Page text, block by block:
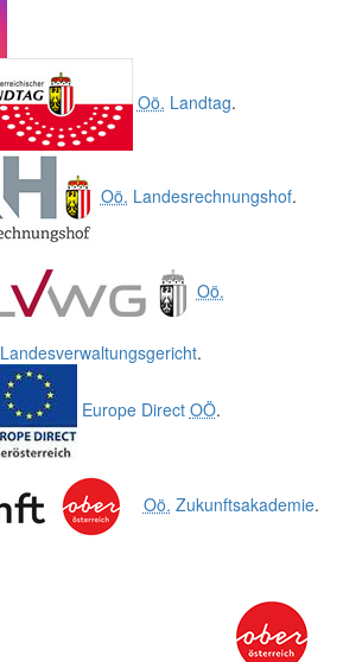
Oö. Landtag.
Oö. Landesrechnungshof.
Oö.
Landesverwaltungsgericht.
Europe Direct OÖ.
Oö. Zukunftsakademie.